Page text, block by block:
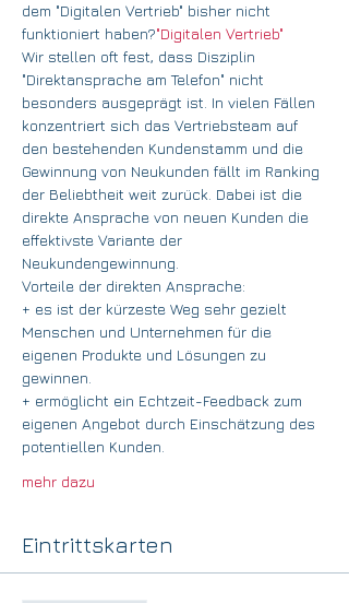
dem "Digitalen Vertrieb" bisher nicht
funktioniert haben?"Digitalen Vertrieb"
Wir stellen oft fest, dass Disziplin
"Direktansprache am Telefon" nicht
besonders ausgeprägt ist. In vielen Fällen
konzentriert sich das Vertriebsteam auf
den bestehenden Kundenstamm und die
Gewinnung von Neukunden fällt im Ranking
der Beliebtheit weit zurück. Dabei ist die
direkte Ansprache von neuen Kunden die
effektivste Variante der
Neukundengewinnung.
Vorteile der direkten Ansprache:
+ es ist der kürzeste Weg sehr gezielt
Menschen und Unternehmen für die
eigenen Produkte und Lösungen zu
gewinnen.
+ ermöglicht ein Echtzeit-Feedback zum
eigenen Angebot durch Einschätzung des
potentiellen Kunden.
mehr dazu
Eintrittskarten